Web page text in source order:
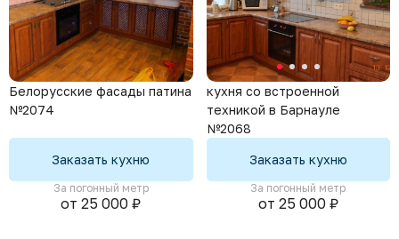
Белорусские фасады патина
№2074
Заказать кухню
За погонный метр
от 25 000 ₽
кухня со встроенной
техникой в Барнауле
№2068
Заказать кухню
За погонный метр
от 25 000 ₽